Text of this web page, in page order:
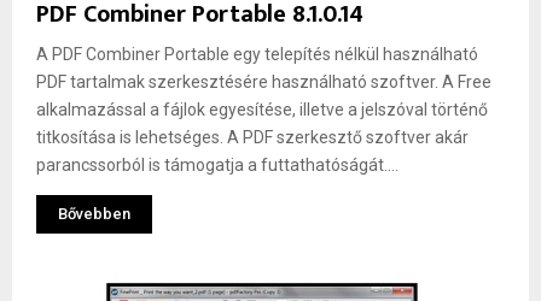
PDF Combiner Portable 8.1.0.14
A PDF Combiner Portable egy telepítés nélkül használható
PDF tartalmak szerkesztésére használható szoftver. A Free
alkalmazással a fájlok egyesítése, illetve a jelszóval történő
titkosítása is lehetséges. A PDF szerkesztő szoftver akár
parancssorból is támogatja a futtathatóságát....
Bővebben